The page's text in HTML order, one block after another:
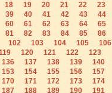
18 19 20 21 22
23
39 40 41 42 43
44
60 61 62 63 64
65
81 82 83 84 85
86
102 103 104 105
106
120 121 122
123
136 137 138 139
140
153 154 155 156
157
170 171 172 173
174
187 188 189 190
191